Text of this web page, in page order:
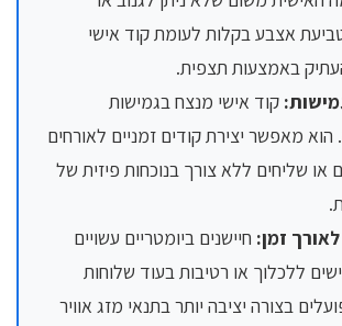
אצבע בקלות לעומת קוד אישי
באמצעות תצפית.
קוד אישי מנצח בגמישות
מאפשר יצירת קודים זמניים לאורחים
או שליחים ללא צורך בנוכחות פיזית של
זמן: חיישנים ביומטריים עשויים
ללכלוך או רטיבות בעוד שלוחות
בצורה יציבה יותר בתנאי מזג אוויר